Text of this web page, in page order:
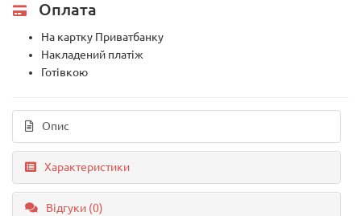
Оплата
На картку Приватбанку
Накладений платіж
Готівкою
Опис
Характеристики
Відгуки (0)